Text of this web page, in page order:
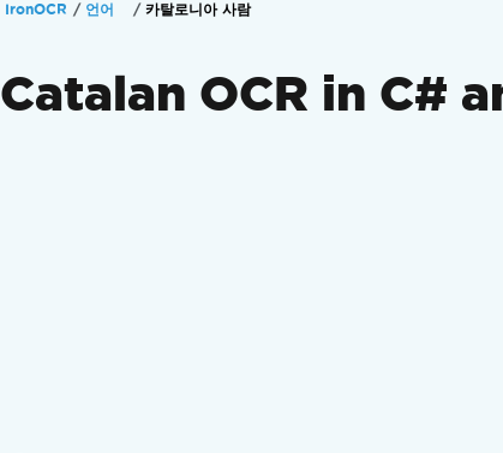
차량 번호판 읽기
MICR 수표 읽기
사진 읽기
IronOCR 언어 카탈로니아 사람
Catalan OCR in C#